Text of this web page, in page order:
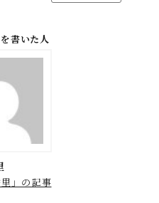
書いた人
里」の記事